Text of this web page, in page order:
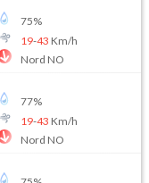
75%
19-43 Km/h
Nord NO
77%
19-43 Km/h
Nord NO